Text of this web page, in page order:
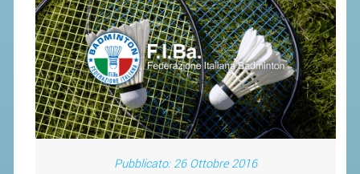
Pubblicato: 26 Ottobre 2016
GARE ED EVENTI
CALENDARIO
COMUNICATI
ALBO D'ORO CAMPIONATI ITALIANI
CAMPIONATI A SQUADRE